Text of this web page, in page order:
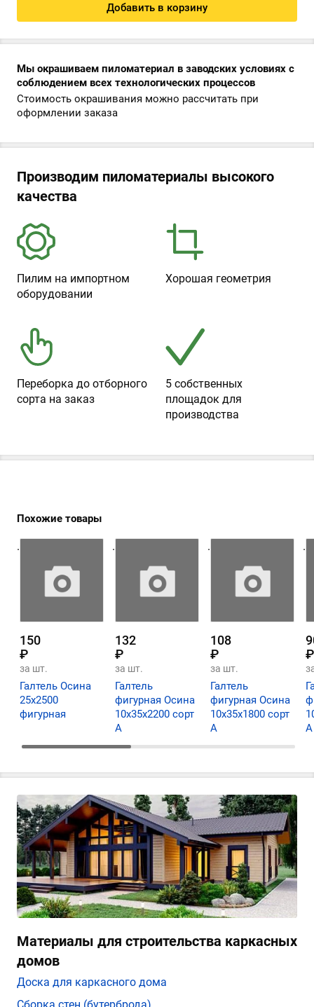
Добавить в корзину
Мы окрашиваем пиломатериал в заводских условиях с
соблюдением всех технологических процессов
Стоимость окрашивания можно рассчитать при
оформлении заказа
Производим пиломатериалы высокого
качества
Пилим на импортном
оборудовании
Хорошая геометрия
Переборка до отборного
сорта на заказ
5 собственных
площадок для
производства
Похожие товары
.
150
₽
за шт.
Галтель Осина
25х2500
фигурная
.
132
₽
за шт.
Галтель
фигурная Осина
10х35х2200 сорт
А
.
108
₽
за шт.
Галтель
фигурная Осина
10х35х1800 сорт
А
.
₽
А
Материалы для строительства каркасных
домов
Доска для каркасного дома